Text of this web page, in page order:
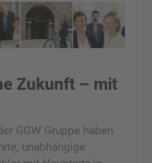
Zukunft – mit
GGW Gruppe haben
unabhängige